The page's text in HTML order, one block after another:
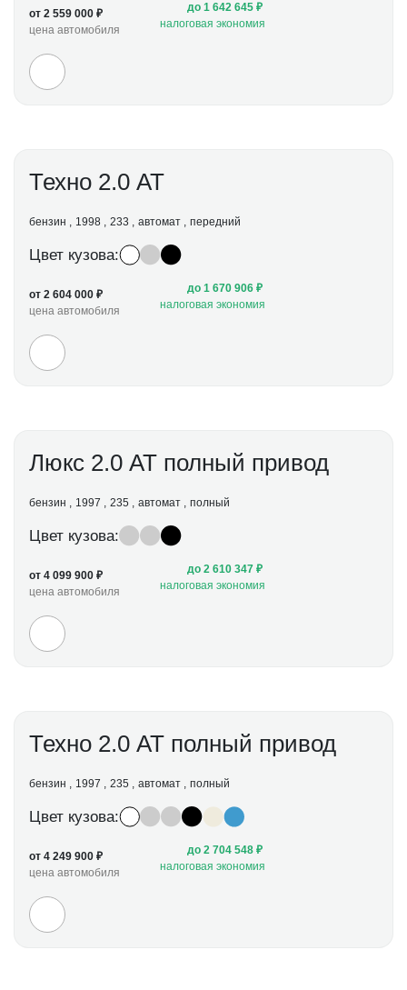
от 2 559 000 ₽
цена автомобиля
до 1 642 645 ₽
налоговая экономия
Техно 2.0 АТ
бензин 1998 233 автомат передний
Цвет кузова:
от 2 604 000 ₽
цена автомобиля
до 1 670 906 ₽
налоговая экономия
Люкс 2.0 АТ полный привод
бензин 1997 235 автомат полный
Цвет кузова:
от 4 099 900 ₽
цена автомобиля
до 2 610 347 ₽
налоговая экономия
Техно 2.0 АТ полный привод
бензин 1997 235 автомат полный
Цвет кузова:
от 4 249 900 ₽
цена автомобиля
до 2 704 548 ₽
налоговая экономия